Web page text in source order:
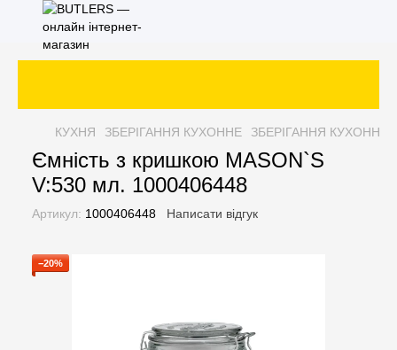
КУХНЯ ЗБЕРІГАННЯ КУХОННЕ ЗБЕРІГАННЯ КУХОННЕ
Ємність з кришкою MASON`S
V:530 мл. 1000406448
Артикул: 1000406448 Написати відгук
−20%